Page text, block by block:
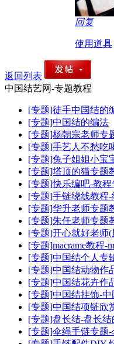
回复
使用道具
返回列表
中国结艺网-专题教程
[专题]徒手中国结的
[专题]中国结的编法
[专题]杨朝宗老师专
[专题]手艺人不愁吃
[专题]兔子姐姐小宝
[专题]塔顶的猫专题
[专题]快乐编吧-教
[专题]手链绕线教程
[专题]华升老师专题
[专题]朱任老师专题
[专题]开心就好老师
[专题]macrame教程-
[专题]中国结个人专
[专题]中国结动物作
[专题]中国结花卉作
[专题]中国结挂饰-
[专题]中国结项链欣
[专题]盘长结-盘长
[专题]伞绳手链专题